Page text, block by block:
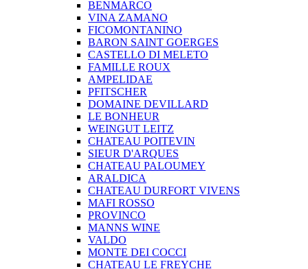
BENMARCO
VINA ZAMANO
FICOMONTANINO
BARON SAINT GOERGES
CASTELLO DI MELETO
FAMILLE ROUX
AMPELIDAE
PFITSCHER
DOMAINE DEVILLARD
LE BONHEUR
WEINGUT LEITZ
CHATEAU POITEVIN
SIEUR D'ARQUES
CHATEAU PALOUMEY
ARALDICA
CHATEAU DURFORT VIVENS
MAFI ROSSO
PROVINCO
MANNS WINE
VALDO
MONTE DEI COCCI
CHATEAU LE FREYCHE